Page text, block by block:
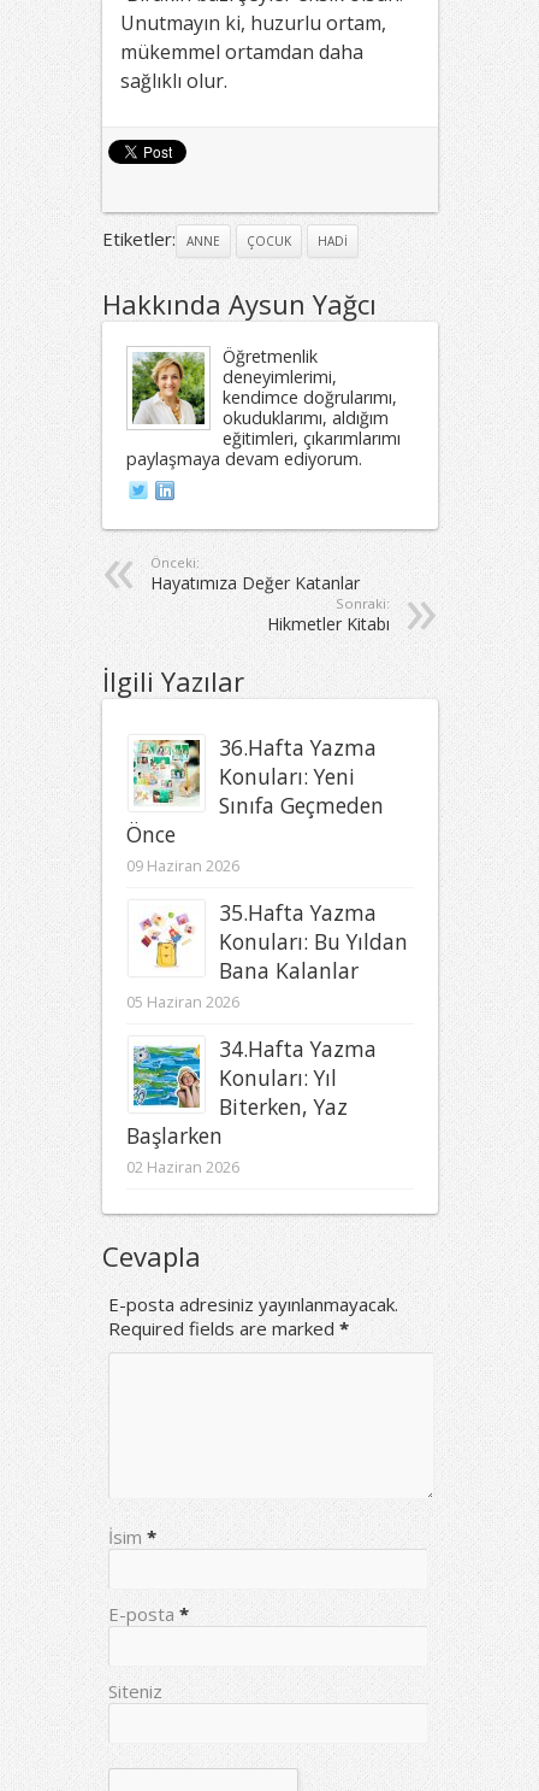
Unutmayın ki, huzurlu ortam,
mükemmel ortamdan daha
sağlıklı olur.
Etiketler: ANNE ÇOCUK HADI
Hakkında Aysun Yağcı
Öğretmenlik
deneyimlerimi,
kendimce doğrularımı,
okuduklarımı, aldığım
eğitimleri, çıkarımlarımı
paylaşmaya devam ediyorum.
Önceki:
Hayatımıza Değer Katanlar
Sonraki:
Hikmetler Kitabı
İlgili Yazılar
36.Hafta Yazma
Konuları: Yeni
Sınıfa Geçmeden
Önce
09 Haziran 2026
35.Hafta Yazma
Konuları: Bu Yıldan
Bana Kalanlar
05 Haziran 2026
34.Hafta Yazma
Konuları: Yıl
Biterken, Yaz
Başlarken
02 Haziran 2026
Cevapla
E-posta adresiniz yayınlanmayacak.
Required fields are marked *
İsim *
E-posta *
Siteniz